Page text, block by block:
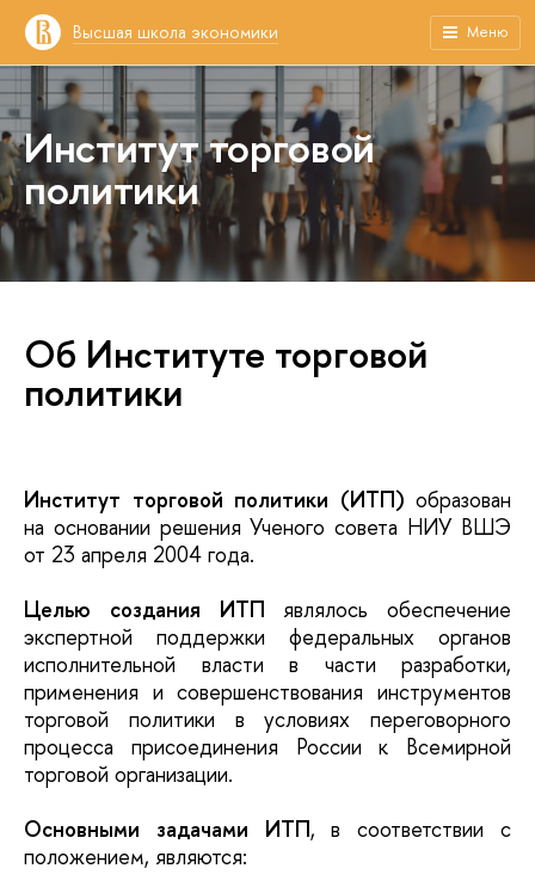
Высшая школа экономики Меню
Институт торговой
политики
Об Институте торговой
политики
Институт торговой политики (ИТП) образован
на основании решения Ученого совета НИУ ВШЭ
от 23 апреля 2004 года.
Целью создания ИТП являлось обеспечение
экспертной поддержки федеральных органов
исполнительной власти в части разработки,
применения и совершенствования инструментов
торговой политики в условиях переговорного
процесса присоединения России к Всемирной
торговой организации.
Основными задачами ИТП, в соответствии с
положением, являются: